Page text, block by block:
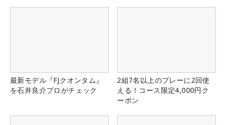
最新モデル『FJクオンタム』
を石井良介プロがチェック
2組7名以上のプレーに2回使
える！コース限定4,000円ク
ーポン